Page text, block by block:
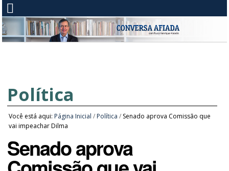
Política
Você está aqui: Página Inicial / Política / Senado aprova Comissão que
vai impeachar Dilma
Senado aprova